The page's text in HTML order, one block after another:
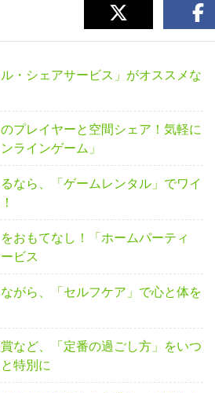
・シェアサービス」がオススメな
プレイヤーと空間シェア！気軽に
ラインゲーム」
なら、「ゲームレンタル」でワイ
おもてなし！「ホームパーティ
ビス
がら、「セルフケア」で心と体を
など、「定番の過ごし方」をいつ
特別に